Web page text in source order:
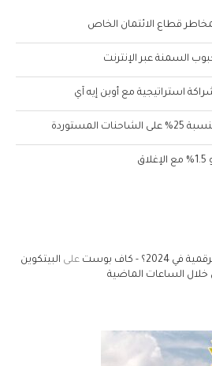
قطاع الائتمان الخاص
السمنة عبر الإنترنت
- كاف بوست على البيتكوين
خلال الساعات الماضية